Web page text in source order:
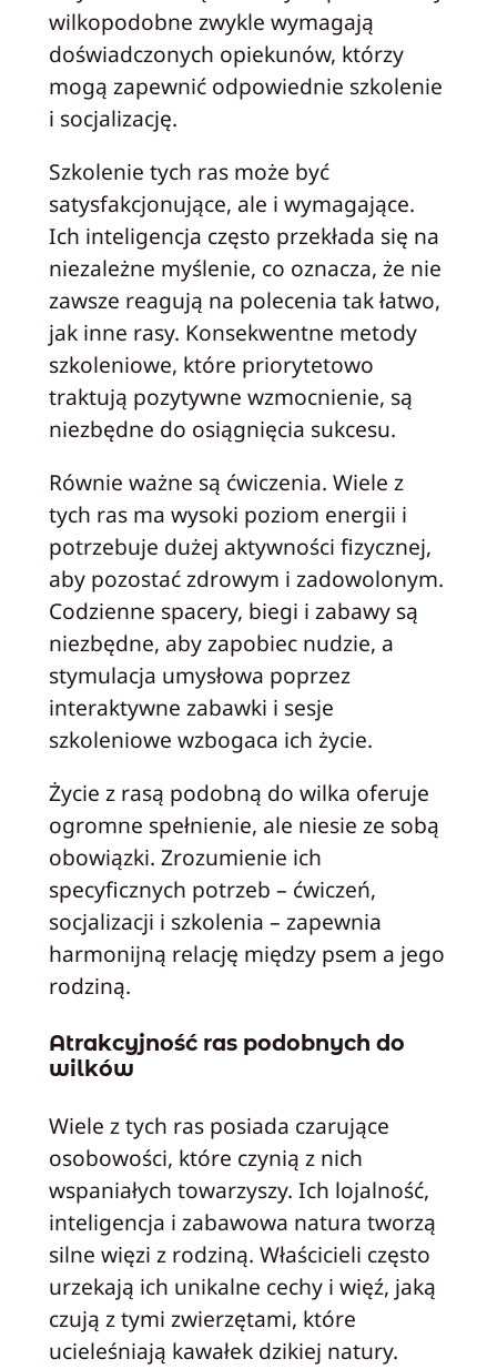
wilkopodobne zwykle wymagają
doświadczonych opiekunów, którzy
mogą zapewnić odpowiednie szkolenie
i socjalizację.
Szkolenie tych ras może być
satysfakcjonujące, ale i wymagające.
Ich inteligencja często przekłada się na
niezależne myślenie, co oznacza, że nie
zawsze reagują na polecenia tak łatwo,
jak inne rasy. Konsekwentne metody
szkoleniowe, które priorytetowo
traktują pozytywne wzmocnienie, są
niezbędne do osiągnięcia sukcesu.
Równie ważne są ćwiczenia. Wiele z
tych ras ma wysoki poziom energii i
potrzebuje dużej aktywności fizycznej,
aby pozostać zdrowym i zadowolonym.
Codzienne spacery, biegi i zabawy są
niezbędne, aby zapobiec nudzie, a
stymulacja umysłowa poprzez
interaktywne zabawki i sesje
szkoleniowe wzbogaca ich życie.
Życie z rasą podobną do wilka oferuje
ogromne spełnienie, ale niesie ze sobą
obowiązki. Zrozumienie ich
specyficznych potrzeb – ćwiczeń,
socjalizacji i szkolenia – zapewnia
harmonijną relację między psem a jego
rodziną.
Atrakcyjność ras podobnych do
wilków
Wiele z tych ras posiada czarujące
osobowości, które czynią z nich
wspaniałych towarzyszy. Ich lojalność,
inteligencja i zabawowa natura tworzą
silne więzi z rodziną. Właścicieli często
urzekają ich unikalne cechy i więź, jaką
czują z tymi zwierzętami, które
ucieleśniają kawałek dzikiej natury.